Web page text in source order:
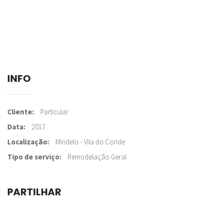
INFO
Cliente
Particular
Data
2017
Localização
Mindelo - Vila do Conde
Tipo de serviço
Remodelação Geral
PARTILHAR